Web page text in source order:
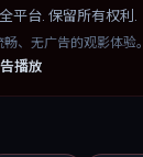
平台. 保留所有权利.
、无广告的观影体验。
播放